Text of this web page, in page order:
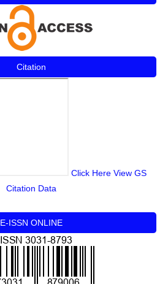
Citation
Click Here View GS
Citation Data
E-ISSN ONLINE